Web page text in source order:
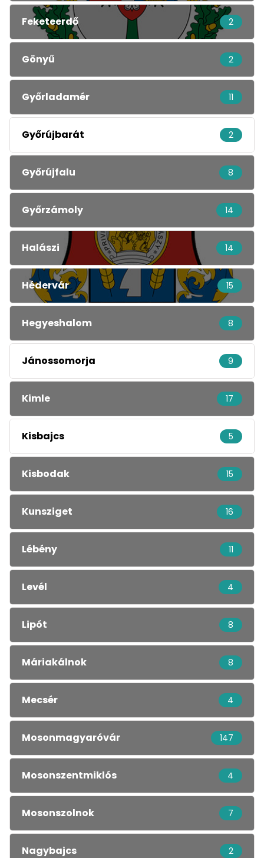
Feketeerdő 2
Gönyű 2
Győrladamér 11
Győrújbarát 2
Győrújfalu 8
Győrzámoly 14
Halászi 14
Hédervár 15
Hegyeshalom 8
Jánossomorja 9
Kimle 17
Kisbajcs 5
Kisbodak 15
Kunsziget 16
Lébény 11
Levél 4
Lipót 8
Máriakálnok 8
Mecsér 4
Mosonmagyaróvár 147
Mosonszentmiklós 4
Mosonszolnok 7
Nagybajcs 2